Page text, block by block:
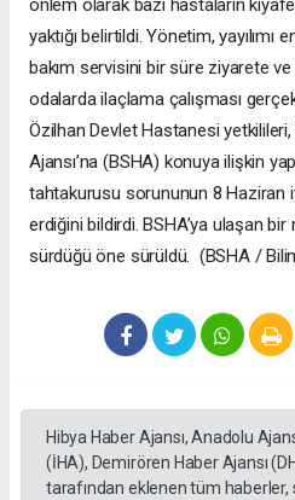
önlem olarak bazı hastaların
yaktığı belirtildi. Yönetim, yayılımı
bakım servisini bir süre ziyarete
odalarda ilaçlama çalışması
Özilhan Devlet Hastanesi yetkilileri,
Ajansı’na (BSHA) konuya ilişkin
tahtakurusu sorununun 8 Haziran
erdiğini bildirdi. BSHA’ya ulaşan
sürdüğü öne sürüldü. (BSHA /
Hibya Haber Ajansı, Anadolu
(İHA), Demirören Haber Ajansı
tarafından eklenen tüm